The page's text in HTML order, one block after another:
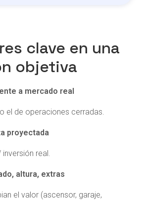
clave en una
objetiva
a mercado real
el de operaciones cerradas.
proyectada
real.
altura, extras
el valor (ascensor, garaje,